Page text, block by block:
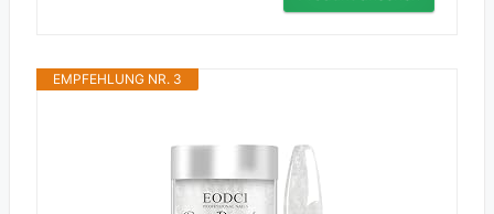
EMPFEHLUNG NR. 3